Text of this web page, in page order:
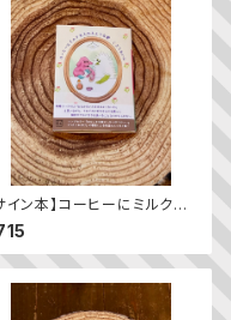
イン本】コーヒーにミルクを
るような愛